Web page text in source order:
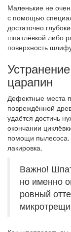
Маленькие не
с помощью
достаточно
шпатлёвкой либо
поверхность
царапин
Дефектные места
повреждённой
удаётся достичь
окончании
помощи пылесоса.
лакировка.
Важно!
но именно
ровный